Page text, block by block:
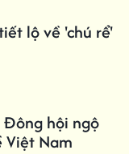
lộ về 'chú rể'
Đông hội ngộ
Việt Nam